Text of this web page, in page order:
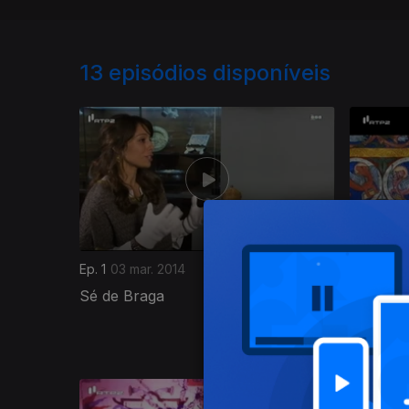
13 episódios disponíveis
Ep. 1 03 mar. 2014
Sé de Braga
Museu